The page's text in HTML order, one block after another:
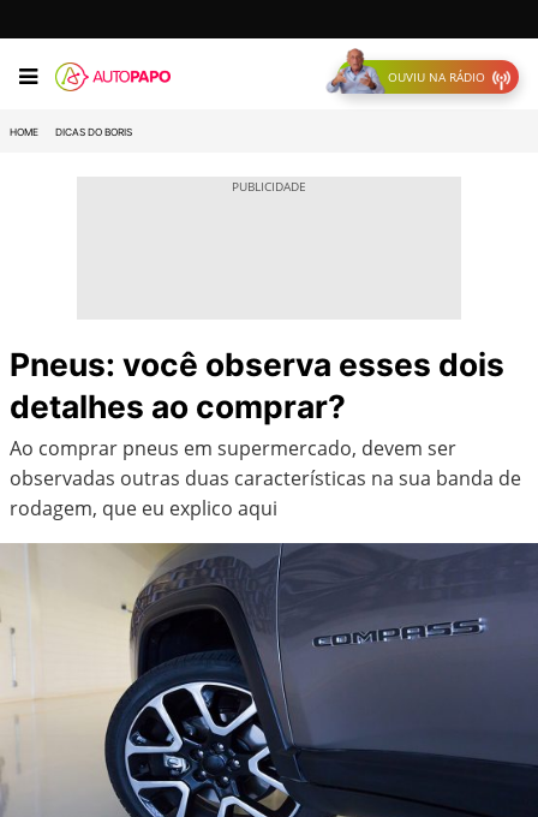
OUVIU NA RÁDIO
HOME DICAS DO BORIS
Pneus: você observa esses dois
detalhes ao comprar?
Ao comprar pneus em supermercado, devem ser
observadas outras duas características na sua banda de
rodagem, que eu explico aqui